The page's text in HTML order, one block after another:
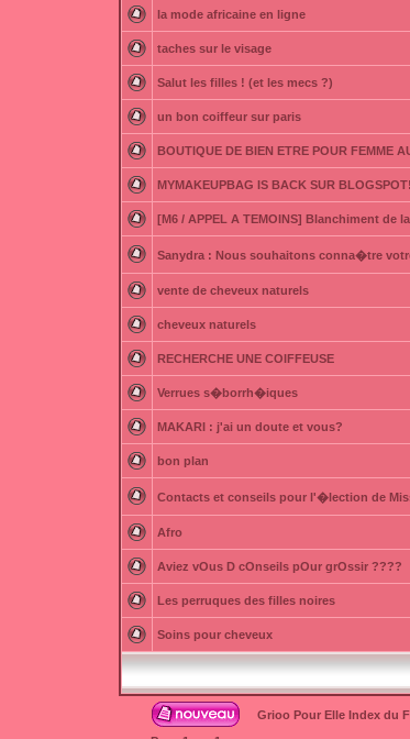
la mode africaine en ligne
taches sur le visage
Salut les filles ! (et les mecs ?)
un bon coiffeur sur paris
BOUTIQUE DE BIEN ETRE POUR FEMME
MYMAKEUPBAG IS BACK SUR
[M6 / APPEL A TEMOINS] Blanchiment de
Sanydra : Nous souhaitons conna�tre
vente de cheveux naturels
cheveux naturels
RECHERCHE UNE COIFFEUSE
Verrues s�borrh�iques
MAKARI : j'ai un doute et vous?
bon plan
Contacts et conseils pour l'�lection de
Afro
Aviez vOus D cOnseils pOur grOssir ????
Les perruques des filles noires
Soins pour cheveux
Grioo Pour Elle Index du